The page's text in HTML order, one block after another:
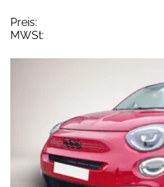
Preis:
MWSt: